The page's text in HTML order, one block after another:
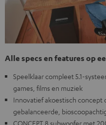
Alle specs en features op
Speelklaar compleet 5.1-
games, films en muziek
Innovatief akoestisch concept
gebalanceerde,